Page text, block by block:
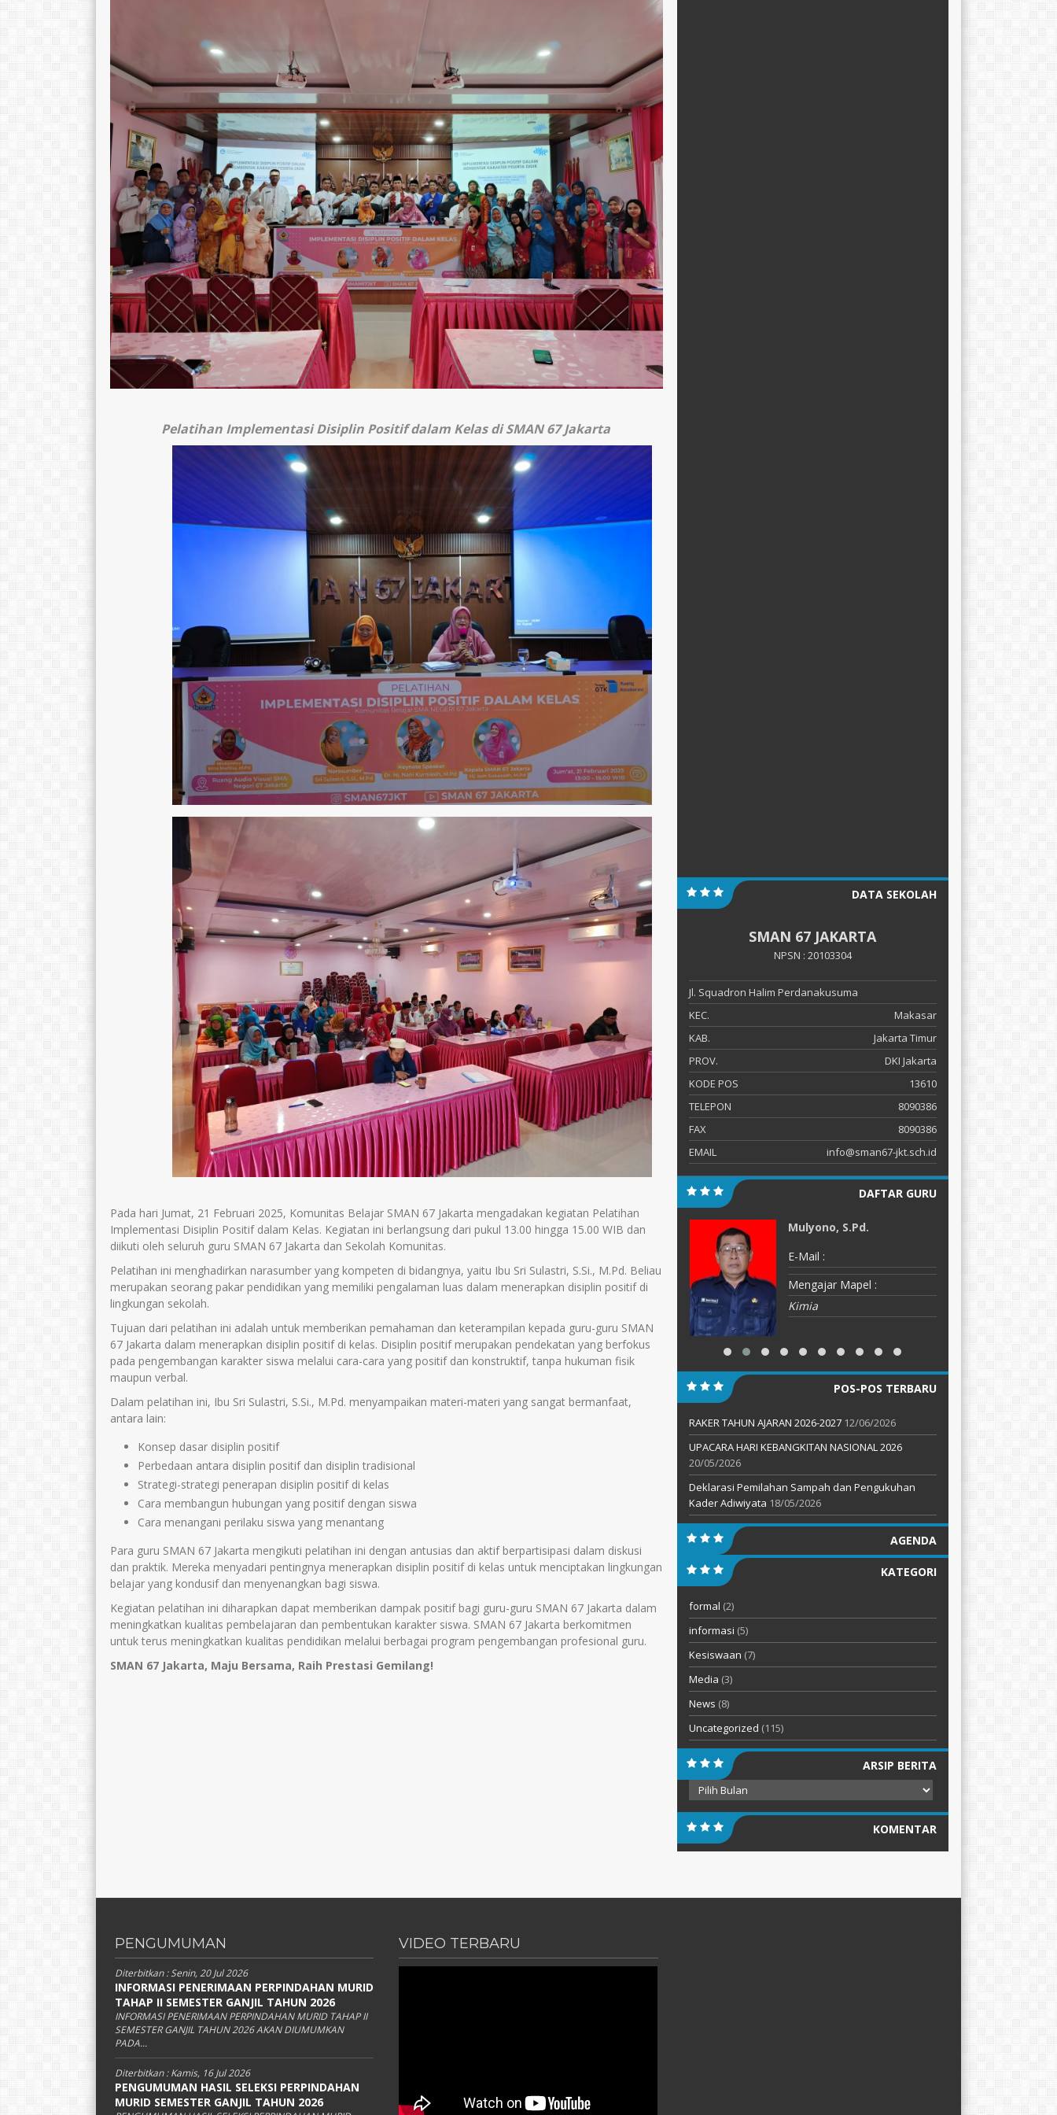
Pelatihan Implementasi Disiplin Positif dalam Kelas di SMAN 67 Jakarta
Pada hari Jumat, 21 Februari 2025, Komunitas Belajar SMAN 67 Jakarta mengadakan kegiatan Pelatihan
Implementasi Disiplin Positif dalam Kelas. Kegiatan ini berlangsung dari pukul 13.00 hingga 15.00 WIB dan
diikuti oleh seluruh guru SMAN 67 Jakarta dan Sekolah Komunitas.
Pelatihan ini menghadirkan narasumber yang kompeten di bidangnya, yaitu Ibu Sri Sulastri, S.Si., M.Pd. Beliau
merupakan seorang pakar pendidikan yang memiliki pengalaman luas dalam menerapkan disiplin positif di
lingkungan sekolah.
Tujuan dari pelatihan ini adalah untuk memberikan pemahaman dan keterampilan kepada guru-guru SMAN
67 Jakarta dalam menerapkan disiplin positif di kelas. Disiplin positif merupakan pendekatan yang berfokus
pada pengembangan karakter siswa melalui cara-cara yang positif dan konstruktif, tanpa hukuman fisik
maupun verbal.
Dalam pelatihan ini, Ibu Sri Sulastri, S.Si., M.Pd. menyampaikan materi-materi yang sangat bermanfaat,
antara lain:
Konsep dasar disiplin positif
Perbedaan antara disiplin positif dan disiplin tradisional
Strategi-strategi penerapan disiplin positif di kelas
Cara membangun hubungan yang positif dengan siswa
Cara menangani perilaku siswa yang menantang
Para guru SMAN 67 Jakarta mengikuti pelatihan ini dengan antusias dan aktif berpartisipasi dalam diskusi
dan praktik. Mereka menyadari pentingnya menerapkan disiplin positif di kelas untuk menciptakan lingkungan
belajar yang kondusif dan menyenangkan bagi siswa.
Kegiatan pelatihan ini diharapkan dapat memberikan dampak positif bagi guru-guru SMAN 67 Jakarta dalam
meningkatkan kualitas pembelajaran dan pembentukan karakter siswa. SMAN 67 Jakarta berkomitmen
untuk terus meningkatkan kualitas pendidikan melalui berbagai program pengembangan profesional guru.
SMAN 67 Jakarta, Maju Bersama, Raih Prestasi Gemilang!
DATA SEKOLAH
SMAN 67 JAKARTA
NPSN : 20103304
Jl. Squadron Halim Perdanakusuma
KEC.
Makasar
KAB.
Jakarta Timur
PROV.
DKI Jakarta
KODE POS
13610
TELEPON
8090386
FAX
8090386
EMAIL
info@sman67-jkt.sch.id
DAFTAR GURU
Wasis Pujianto, S.Kom
wasis6767@gmail.com
Maulana Maududi, S.Pd.
E-Mail :
Mengajar Mapel :
Christina Lina, S.Pd.
demetriachristina@yahoo.de
Mengajar Mapel :
Bahasa Jerman
Mulyono, S.Pd.
E-Mail :
Mengajar Mapel :
Kimia
POS-POS TERBARU
RAKER TAHUN AJARAN 2026-2027 12/06/2026
UPACARA HARI KEBANGKITAN NASIONAL 2026
20/05/2026
Deklarasi Pemilahan Sampah dan Pengukuhan
Kader Adiwiyata 18/05/2026
AGENDA
KATEGORI
formal (2)
informasi (5)
Kesiswaan (7)
Media (3)
News (8)
Uncategorized (115)
ARSIP BERITA
Arsip
Berita
KOMENTAR
PENGUMUMAN
Diterbitkan :Senin, 20 Jul 2026
INFORMASI PENERIMAAN PERPINDAHAN MURID
TAHAP II SEMESTER GANJIL TAHUN 2026
INFORMASI PENERIMAAN PERPINDAHAN MURID TAHAP II
SEMESTER GANJIL TAHUN 2026 AKAN DIUMUMKAN
PADA...
Diterbitkan :Kamis, 16 Jul 2026
PENGUMUMAN HASIL SELEKSI PERPINDAHAN
MURID SEMESTER GANJIL TAHUN 2026
VIDEO TERBARU